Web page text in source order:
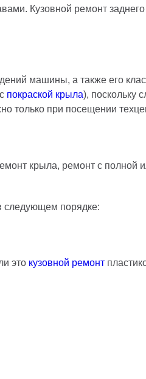
Кузовной ремонт
машины, а также его
покраской крыла), поскольку
только при посещении
крыла, ремонт с полной
следующем порядке:
это кузовной ремонт